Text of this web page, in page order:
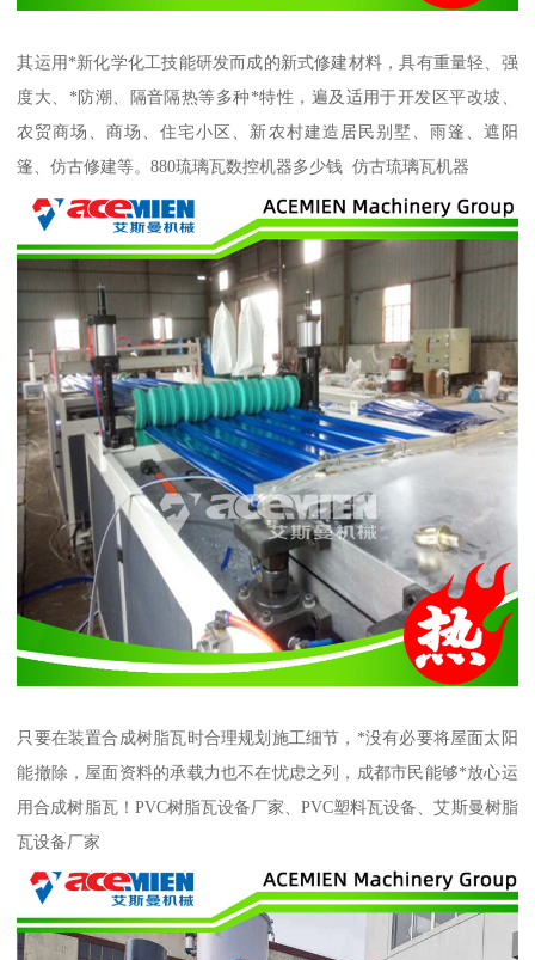
其运用*新化学化工技能研发而成的新式修建材料，具有重量轻、强
度大、*防潮、隔音隔热等多种*特性，遍及适用于开发区平改坡、
农贸商场、商场、住宅小区、新农村建造居民别墅、雨篷、遮阳
篷、仿古修建等。880琉璃瓦数控机器多少钱 仿古琉璃瓦机器
只要在装置合成树脂瓦时合理规划施工细节，*没有必要将屋面太阳
能撤除，屋面资料的承载力也不在忧虑之列，成都市民能够*放心运
用合成树脂瓦！PVC树脂瓦设备厂家、PVC塑料瓦设备、艾斯曼树脂
瓦设备厂家